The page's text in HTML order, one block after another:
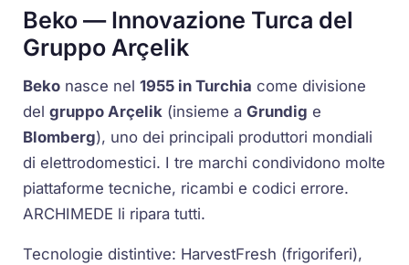
Beko — Innovazione Turca del
Gruppo Arçelik
Beko nasce nel1955 in Turchia come divisione
delgruppo Arçelik (insieme aGrundig e
Blomberg), uno dei principali produttori mondiali
di elettrodomestici. I tre marchi condividono molte
piattaforme tecniche, ricambi e codici errore.
ARCHIMEDE li ripara tutti.
Tecnologie distintive: HarvestFresh (frigoriferi),